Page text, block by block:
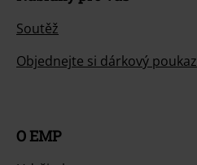
Soutěž
Objednejte si dárkový poukaz
O EMP